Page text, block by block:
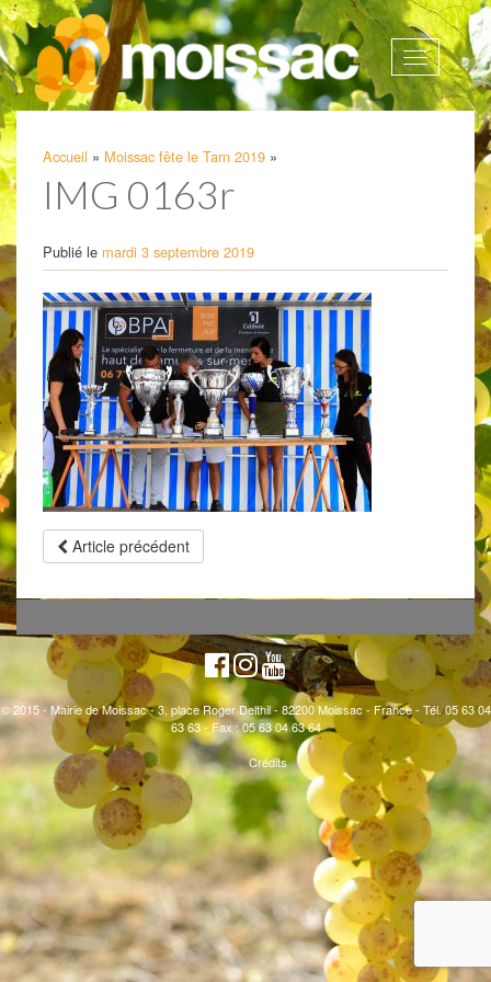
Afficher
la
Accueil » Moissac fête le Tarn 2019 »
IMG 0163r
Publié le mardi 3 septembre 2019
Article précédent
© 2015 - Mairie de Moissac - 3, place Roger Delthil - 82200 Moissac - France - Tél. 05 63 04
63 63 - Fax : 05 63 04 63 64
Crédits